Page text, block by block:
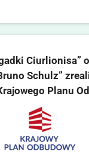
Ciurlionisa”
Schulz”
Planu